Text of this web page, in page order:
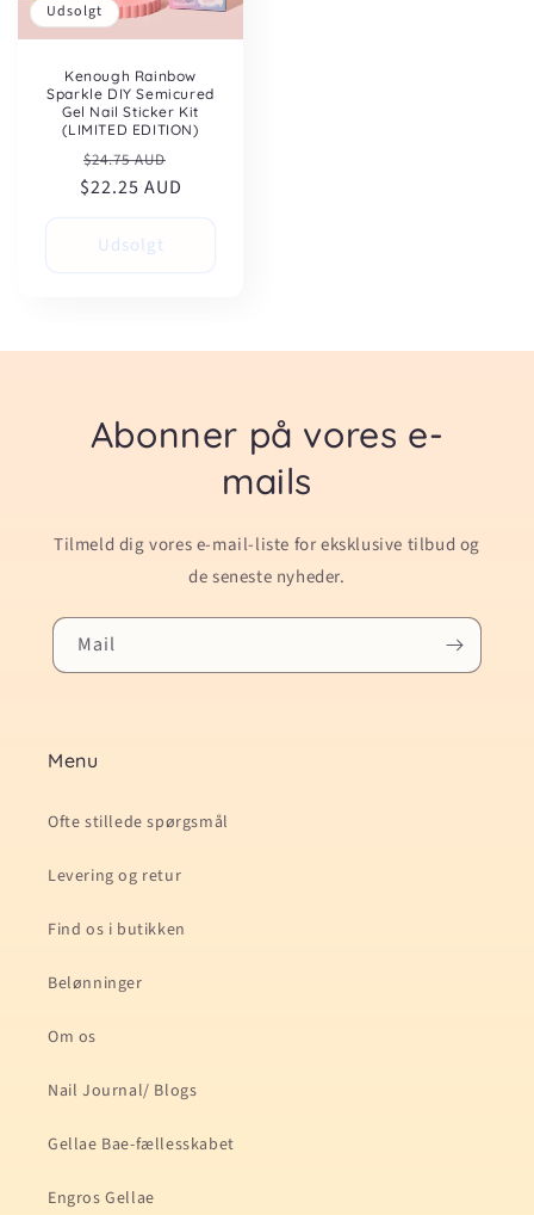
Udsolgt
Kenough Rainbow
Sparkle DIY Semicured
Gel Nail Sticker Kit
(LIMITED EDITION)
Normalpris
$24.75 AUD
$22.25 AUD
Udsolgt
Abonner på vores e-
mails
Tilmeld dig vores e-mail-liste for eksklusive tilbud og
de seneste nyheder.
Mail
Menu
Ofte stillede spørgsmål
Levering og retur
Find os i butikken
Belønninger
Om os
Nail Journal/ Blogs
Gellae Bae-fællesskabet
Engros Gellae